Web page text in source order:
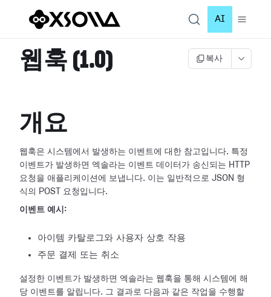
AI
웹훅 (1.0) 복사
개요
웹훅은 시스템에서 발생하는 이벤트에 대한 참고입니다. 특정
이벤트가 발생하면 엑솔라는 이벤트 데이터가 송신되는 HTTP
요청을 애플리케이션에
보냅니다. 이는 일반적으로 JSON 형
식의 POST 요청입니다.
이벤트 예시:
아이템 카탈로그와 사용자 상호 작용
주문 결제 또는 취소
설정한 이벤트가 발생하면 엑솔라는 웹훅을 통해 시스템에 해
당 이벤트를 알립니다. 그 결과로 다음과 같은 작업을 수행할